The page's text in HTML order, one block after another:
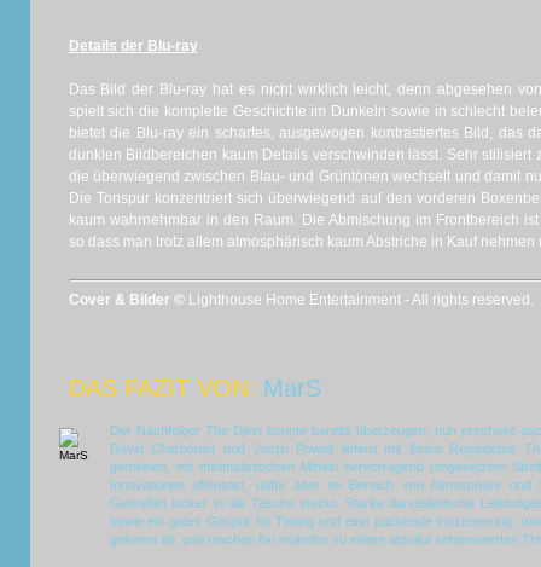
Details der Blu-ray
Das Bild der Blu-ray hat es nicht wirklich leicht, denn abgesehen
spielt sich die komplette Geschichte im Dunkeln sowie in schlecht
bietet die Blu-ray ein scharfes, ausgewogen kontrastiertes Bild, das
dunklen Bildbereichen kaum Details verschwinden lässt. Sehr stilisiert
die überwiegend zwischen Blau- und Grüntönen wechselt und damit
Die Tonspur konzentriert sich überwiegend auf den vorderen
kaum wahrnehmbar in den Raum. Die Abmischung im Frontbereich
so dass man trotz allem atmosphärisch kaum Abstriche in Kauf nehmen
Cover & Bilder © Lighthouse Home Entertainment - All rights reserved.
DAS FAZIT VON: MarS
Der Nachfolger The Djinnkonnte bereits überzeugen, nun erscheint
David Charbonier und Justin Powell liefern mit ihrem Regiedebüt
gemeinen, mit minimalistischen Mitteln hervorragend umgesetzten
Innovationen offenbart, dafür aber im Bereich von Atmosphäre
Genrefilm locker in die Tasche steckt. Starke darstellerische
sowie ein gutes Gespür für Timing und eine packende Inszenierung,
gekonnt ab, und machen ihn mühelos zu einem absolut sehenswerten